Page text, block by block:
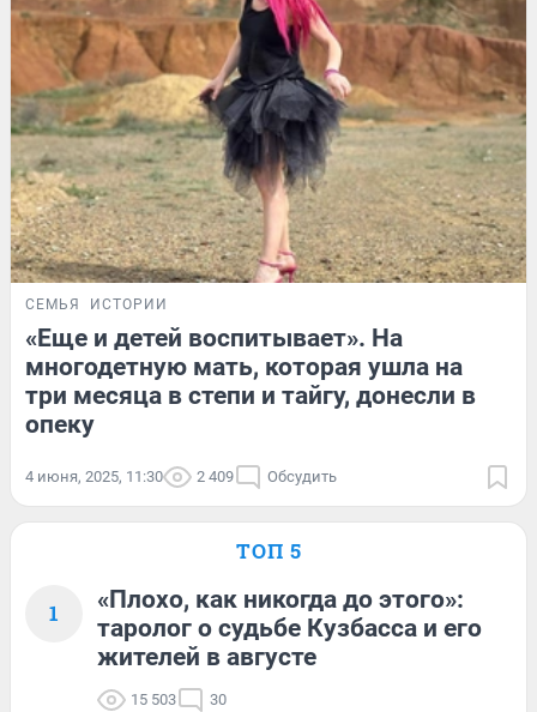
СЕМЬЯ ИСТОРИИ
«Еще и детей воспитывает». На
многодетную мать, которая ушла на
три месяца в степи и тайгу, донесли в
опеку
4 июня, 2025, 11:30 2 409 Обсудить
ТОП 5
1
«Плохо, как никогда до этого»:
таролог о судьбе Кузбасса и его
жителей в августе
15 503 30